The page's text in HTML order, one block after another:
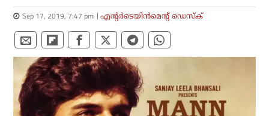
Sep 17, 2019, 7:47 pm എന്റര്‍ടെയിന്‍മെന്റ് ഡെസ്‌ക്